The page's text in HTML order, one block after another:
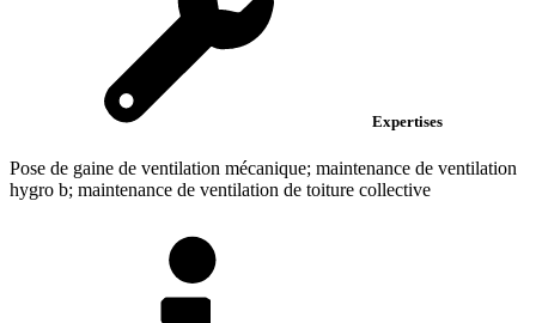
Expertises
Pose de gaine de ventilation mécanique; maintenance de ventilation
hygro b; maintenance de ventilation de toiture collective